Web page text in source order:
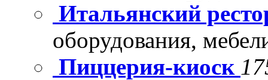
Итальянский
оборудования,
Пиццерия-киоск